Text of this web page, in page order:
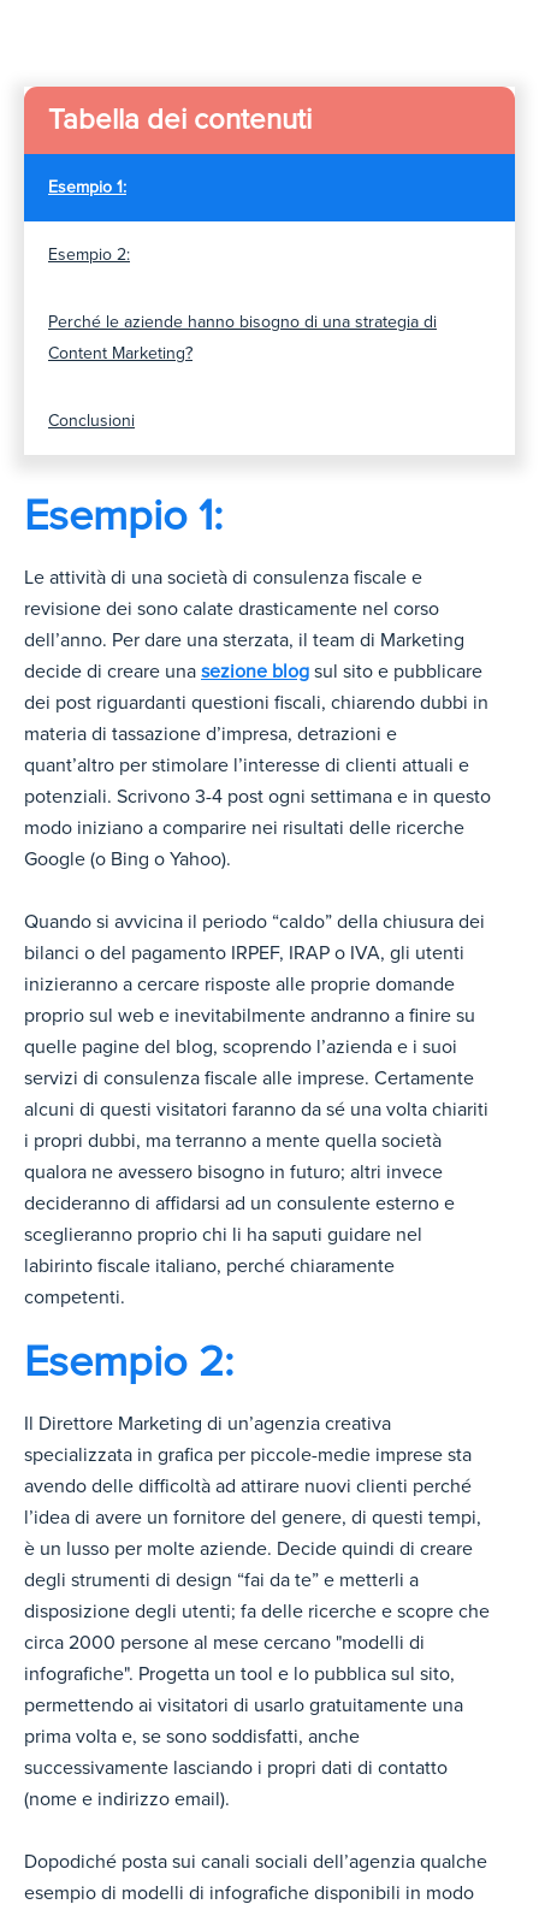
Tabella dei contenuti
Esempio 1:
Esempio 2:
Perché le aziende hanno bisogno di una strategia di
Content Marketing?
Conclusioni
Esempio 1:
Le attività di una società di consulenza fiscale e
revisione dei sono calate drasticamente nel corso
dell’anno. Per dare una sterzata, il team di Marketing
decide di creare una sezione blog sul sito e pubblicare
dei post riguardanti questioni fiscali, chiarendo dubbi in
materia di tassazione d’impresa, detrazioni e
quant’altro per stimolare l’interesse di clienti attuali e
potenziali. Scrivono 3-4 post ogni settimana e in questo
modo iniziano a comparire nei risultati delle ricerche
Google (o Bing o Yahoo).
Quando si avvicina il periodo “caldo” della chiusura dei
bilanci o del pagamento IRPEF, IRAP o IVA, gli utenti
inizieranno a cercare risposte alle proprie domande
proprio sul web e inevitabilmente andranno a finire su
quelle pagine del blog, scoprendo l’azienda e i suoi
servizi di consulenza fiscale alle imprese. Certamente
alcuni di questi visitatori faranno da sé una volta chiariti
i propri dubbi, ma terranno a mente quella società
qualora ne avessero bisogno in futuro; altri invece
decideranno di affidarsi ad un consulente esterno e
sceglieranno proprio chi li ha saputi guidare nel
labirinto fiscale italiano, perché chiaramente
competenti.
Esempio 2:
Il Direttore Marketing di un’agenzia creativa
specializzata in grafica per piccole-medie imprese sta
avendo delle difficoltà ad attirare nuovi clienti perché
l’idea di avere un fornitore del genere, di questi tempi,
è un lusso per molte aziende. Decide quindi di creare
degli strumenti di design “fai da te” e metterli a
disposizione degli utenti; fa delle ricerche e scopre che
circa 2000 persone al mese cercano "modelli di
infografiche". Progetta un tool e lo pubblica sul sito,
permettendo ai visitatori di usarlo gratuitamente una
prima volta e, se sono soddisfatti, anche
successivamente lasciando i propri dati di contatto
(nome e indirizzo email).
Dopodiché posta sui canali sociali dell’agenzia qualche
esempio di modelli di infografiche disponibili in modo